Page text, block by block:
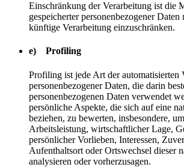
Einschränkung der Verarbeitung ist die
gespeicherter personenbezogener
künftige Verarbeitung einzuschränken.
e) Profiling
Profiling ist jede Art der automatisierten
personenbezogener Daten, die darin
personenbezogenen Daten verwendet
persönliche Aspekte, die sich auf eine
beziehen, zu bewerten, insbesondere,
Arbeitsleistung, wirtschaftlicher Lage,
persönlicher Vorlieben, Interessen,
Aufenthaltsort oder Ortswechsel dieser
analysieren oder vorherzusagen.